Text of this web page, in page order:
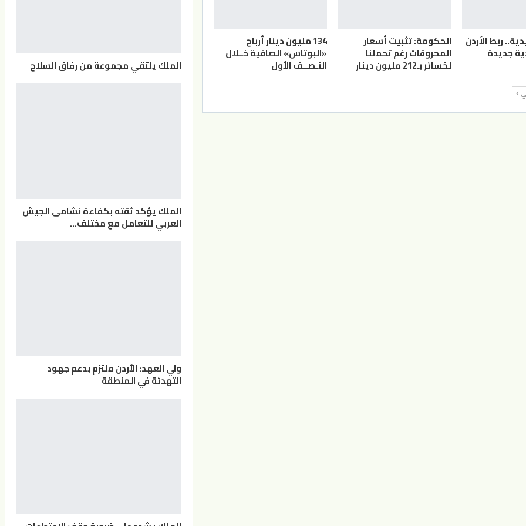
ربط الأردن
جديدة
الحكومة: تثبيت أسعار
المحروقات رغم تحملنا
لخسائر بـ212 مليون دينار
134 مليون دينار أرباح
«البوتاس» الصافية خــلال
النـصــف الأول الملك يلتقي مجموعة من رفاق السلاح
الملك يؤكد ثقته بكفاءة نشامى الجيش
العربي للتعامل مع مختلف…
ولي العهد: الأردن ملتزم بدعم جهود
التهدئة في المنطقة